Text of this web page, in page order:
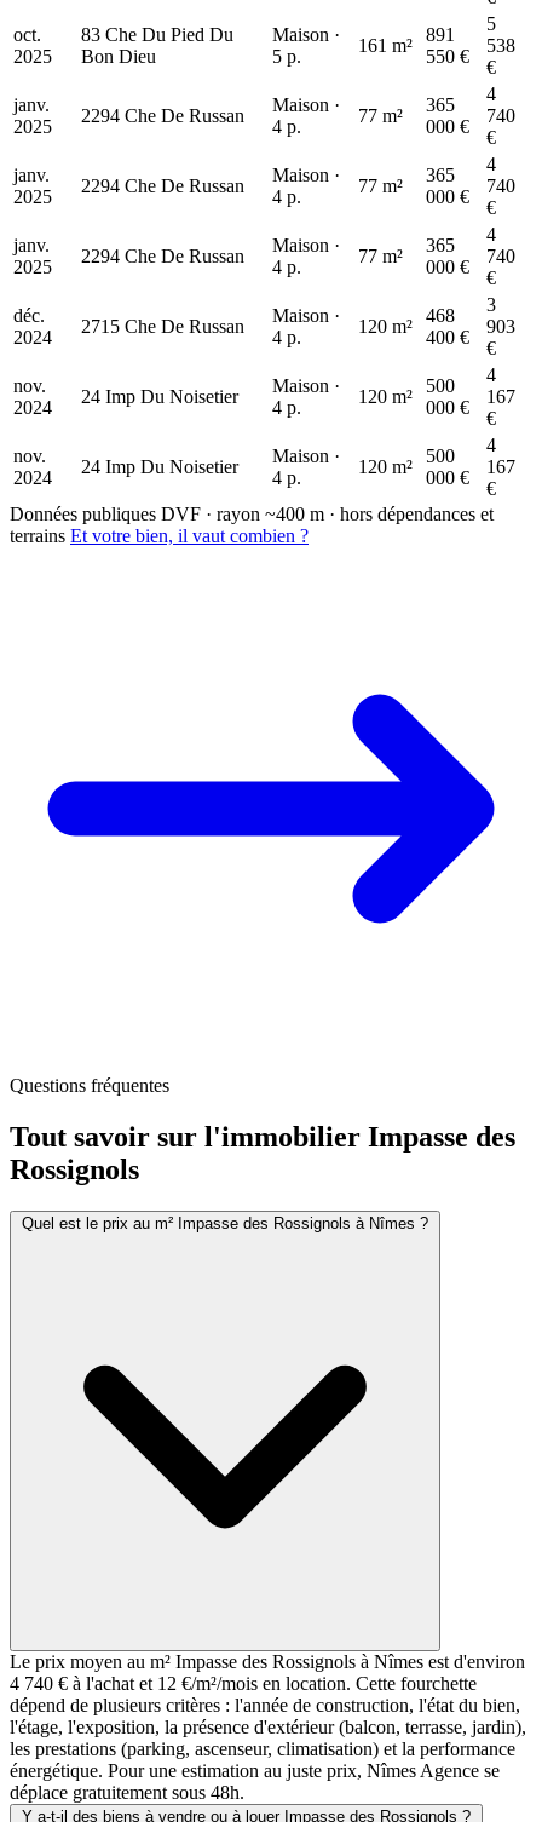
oct.
2025
83 Che Du Pied Du
Bon Dieu
Maison ·
5 p.
161 m²
891
550 €
5
538
€
janv.
2025
2294 Che De Russan
Maison ·
4 p.
77 m²
365
000 €
4
740
€
janv.
2025
2294 Che De Russan
Maison ·
4 p.
77 m²
365
000 €
4
740
€
janv.
2025
2294 Che De Russan
Maison ·
4 p.
77 m²
365
000 €
4
740
€
déc.
2024
2715 Che De Russan
Maison ·
4 p.
120 m²
468
400 €
3
903
€
nov.
2024
24 Imp Du Noisetier
Maison ·
4 p.
120 m²
500
000 €
4
167
€
nov.
2024
24 Imp Du Noisetier
Maison ·
4 p.
120 m²
500
000 €
4
167
€
Données publiques DVF · rayon ~400 m · hors dépendances et
terrains Et votre bien, il vaut combien ?
Questions fréquentes
Tout savoir sur l'immobilier Impasse des
Rossignols
Quel est le prix au m² Impasse des Rossignols à Nîmes ?
Le prix moyen au m² Impasse des Rossignols à Nîmes est d'environ
4 740 € à l'achat et 12 €/m²/mois en location. Cette fourchette
dépend de plusieurs critères : l'année de construction, l'état du bien,
l'étage, l'exposition, la présence d'extérieur (balcon, terrasse, jardin),
les prestations (parking, ascenseur, climatisation) et la performance
énergétique. Pour une estimation au juste prix, Nîmes Agence se
déplace gratuitement sous 48h.
Y a-t-il des biens à vendre ou à louer Impasse des Rossignols ?